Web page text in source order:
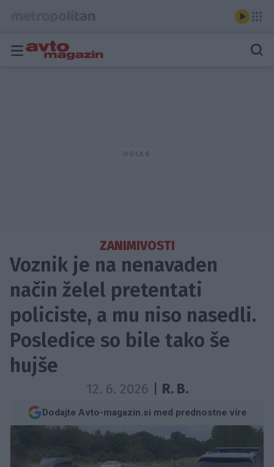
ZANIMIVOSTI
Voznik je na nenavaden
način želel pretentati
policiste, a mu niso nasedli.
Posledice so bile tako še
hujše
12. 6. 2026 R. B.
Dodajte Avto-magazin.si med prednostne vire